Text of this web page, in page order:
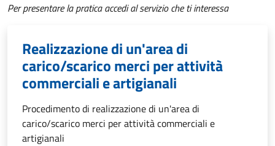
Per presentare la pratica accedi al servizio che ti interessa
Realizzazione di un'area di
carico/scarico merci per attività
commerciali e artigianali
Procedimento di realizzazione di un'area di
carico/scarico merci per attività commerciali e
artigianali